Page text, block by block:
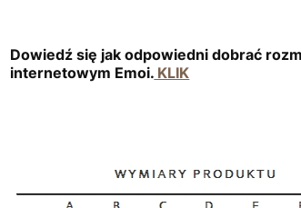
Dowiedź się jak odpowiedni dobrać
internetowym Emoi. KLIK